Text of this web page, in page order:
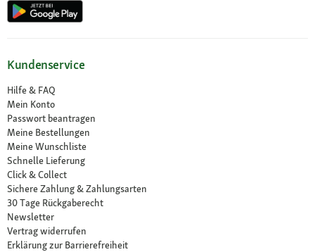
Kundenservice
Hilfe & FAQ
Mein Konto
Passwort beantragen
Meine Bestellungen
Meine Wunschliste
Schnelle Lieferung
Click & Collect
Sichere Zahlung & Zahlungsarten
30 Tage Rückgaberecht
Newsletter
Vertrag widerrufen
Erklärung zur Barrierefreiheit